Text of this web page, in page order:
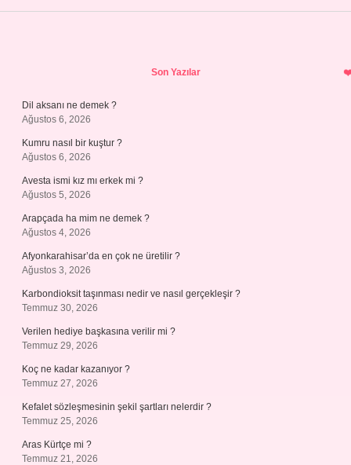
Son Yazılar
Dil aksanı ne demek ?
Ağustos 6, 2026
Kumru nasıl bir kuştur ?
Ağustos 6, 2026
Avesta ismi kız mı erkek mi ?
Ağustos 5, 2026
Arapçada ha mim ne demek ?
Ağustos 4, 2026
Afyonkarahisar’da en çok ne üretilir ?
Ağustos 3, 2026
Karbondioksit taşınması nedir ve nasıl gerçekleşir ?
Temmuz 30, 2026
Verilen hediye başkasına verilir mi ?
Temmuz 29, 2026
Koç ne kadar kazanıyor ?
Temmuz 27, 2026
Kefalet sözleşmesinin şekil şartları nelerdir ?
Temmuz 25, 2026
Aras Kürtçe mi ?
Temmuz 21, 2026